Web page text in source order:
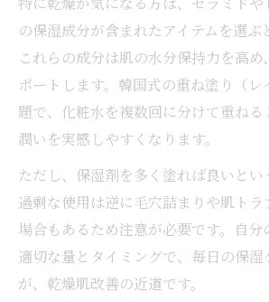
の保湿成分が含まれたアイテムを選ぶ
これらの成分は肌の水分保持力を高め
ポートします。韓国式の重ね塗り（レ
題で、化粧水を複数回に分けて重ねる
潤いを実感しやすくなります。
ただし、保湿剤を多く塗れば良いとい
過剰な使用は逆に毛穴詰まりや肌トラ
場合もあるため注意が必要です。自分
適切な量とタイミングで、毎日の保湿
が、乾燥肌改善の近道です。